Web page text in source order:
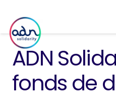
ADN
fonds de